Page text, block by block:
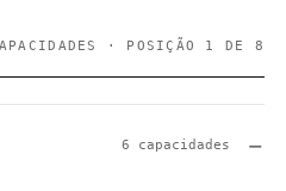
· POSIÇÃO 1 DE 8
6 capacidades